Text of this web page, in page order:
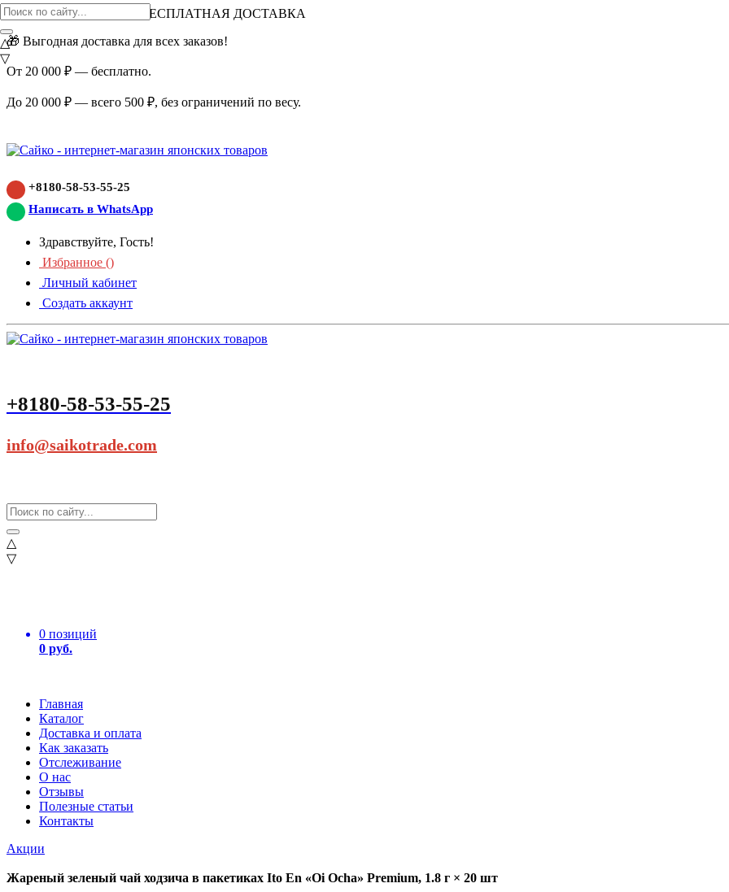
ВНИМАНИЕ АКЦИЯ!
БЕСПЛАТНАЯ ДОСТАВКА
🎁 Выгодная доставка для всех заказов!
От 20 000 ₽ — бесплатно.
До 20 000 ₽ — всего 500 ₽, без ограничений по весу.
+8180-58-53-55-25
Написать в WhatsApp
Здравствуйте, Гость!
Избранное ()
Личный кабинет
Создать аккаунт
+8180-58-53-55-25
info@saikotrade.com
△
▽
0 позиций
0 руб.
Главная
Каталог
Доставка и оплата
Как заказать
Отслеживание
О нас
Отзывы
Полезные статьи
Контакты
Акции
△
▽
Жареный зеленый чай ходзича в пакетиках Ito En «Oi Ocha» Premium, 1.8 г × 20 шт